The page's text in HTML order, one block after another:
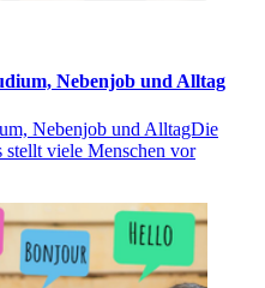
Nebenjob und Alltag
Nebenjob und AlltagDie
viele Menschen vor